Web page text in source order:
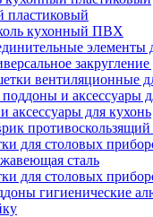
пластиковый
кухонный ПВХ
элементы
вентиляционные
аксессуары для кухонь
для столовых
сталь
для столовых
гигиенические